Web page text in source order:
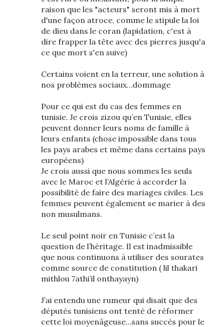
raison que les "acteurs" seront mis à mort
d'une façon atroce, comme le stipule la loi
de dieu dans le coran (lapidation, c'est à
dire frapper la tête avec des pierres jusqu'a
ce que mort s'en suive)
Certains voient en la terreur, une solution à
nos problèmes sociaux…dommage
Pour ce qui est du cas des femmes en
tunisie. Je crois zizou qu’en Tunisie, elles
peuvent donner leurs noms de famille à
leurs enfants (chose impossible dans tous
les pays arabes et même dans certains pays
européens)
Je crois aussi que nous sommes les seuls
avec le Maroc et l’Algérie à accorder la
possibilité de faire des mariages civiles. Les
femmes peuvent également se marier à des
non musulmans.
Le seul point noir en Tunisie c’est la
question de l’héritage. Il est inadmissible
que nous continuons à utiliser des sourates
comme source de constitution ( lil thakari
mithlou 7athi’il onthayayn)
J’ai entendu une rumeur qui disait que des
députés tunisiens ont tenté de réformer
cette loi moyenâgeuse…sans succès pour le